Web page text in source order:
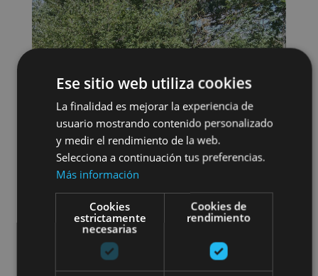
Senderismo y montaña
Visitas guiadas Accesibilidad física
Ese sitio web utiliza cookies
La finalidad es mejorar la experiencia de
usuario mostrando contenido personalizado
y medir el rendimiento de la web.
Selecciona a continuación tus preferencias.
Más información
Cookies
estrictamente
necesarias
Cookies de
rendimiento